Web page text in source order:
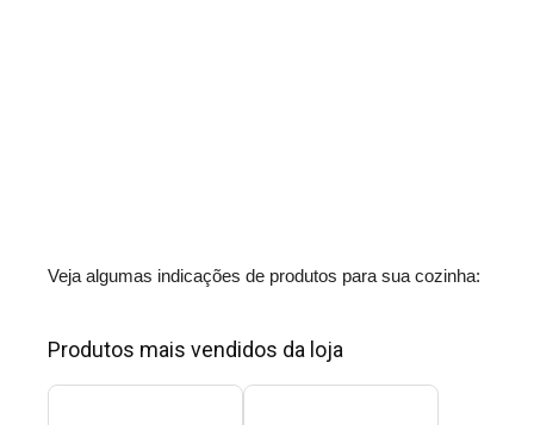
Veja algumas indicações de produtos para sua cozinha:
Produtos mais vendidos da loja